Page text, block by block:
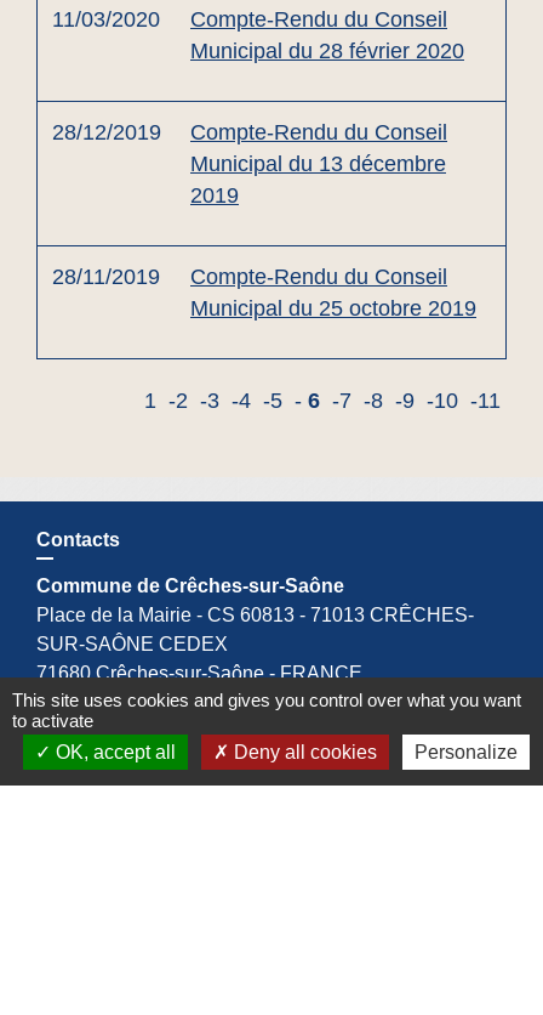
11/03/2020
Compte-Rendu du Conseil
Municipal du 28 février 2020
28/12/2019
Compte-Rendu du Conseil
Municipal du 13 décembre
2019
28/11/2019
Compte-Rendu du Conseil
Municipal du 25 octobre 2019
1 -2 -3 -4 -5 - 6 -7 -8 -9 -10 -11
Contacts
Commune de Crêches-sur-Saône
Place de la Mairie - CS 60813 - 71013 CRÊCHES-
SUR-SAÔNE CEDEX
71680 Crêches-sur-Saône - FRANCE
+33 3 85 36 57 90
Contact par formulaire
This site uses cookies and gives you control over what you want
to activate
OK, accept all
Deny all cookies Personalize